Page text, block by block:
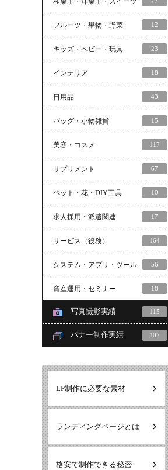
フルーツ・果物・野菜 12
キッズ・ベビー・玩具 23
インテリア 18
日用品 43
バッグ・小物雑貨 15
美容・コスメ 117
サプリメント 67
ペット・花・DIY工具 10
求人採用・派遣関連 17
サービス（役務） 164
システム・アプリ・ツール 56
資産運用・セミナー 18
写真撮影実績 115
バナー制作実績 107
LP制作に必要な素材
ランディングページとは
格安で制作できる秘密